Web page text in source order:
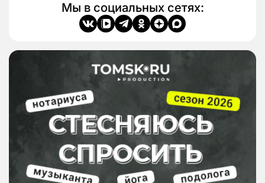
Мы в социальных сетях: